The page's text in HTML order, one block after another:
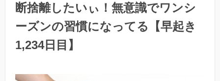
断捨離したいぃ！無意識でワンシ
ーズンの習慣になってる【早起き
1,234日目】